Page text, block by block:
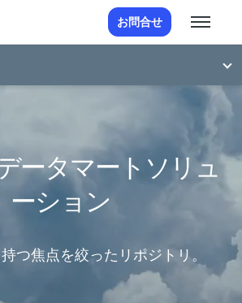
お問合せ
ータマートソリュ
ーション
つ焦点を絞ったリポジトリ。